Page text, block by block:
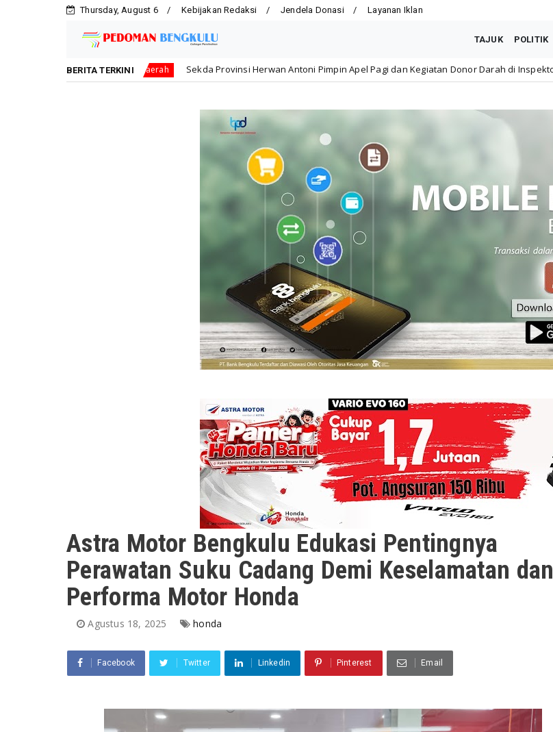
Thursday, August 6 Kebijakan Redaksi Jendela Donasi Layanan Iklan
TAJUK POLITIK
BERITA TERKINI
Sekda Provinsi Herwan Antoni Pimpin Apel Pagi dan Kegiatan Donor Darah di Inspektorat Provinsi Bengkulu
Astra Motor Bengkulu Edukasi Pentingnya
Perawatan Suku Cadang Demi Keselamatan dan
Performa Motor Honda
Agustus 18, 2025 honda
Facebook Twitter Linkedin Pinterest Email